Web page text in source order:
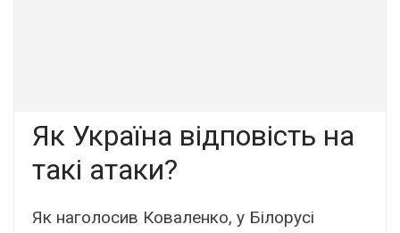
Як Україна відповість на
такі атаки?
Як наголосив Коваленко, у Білорусі